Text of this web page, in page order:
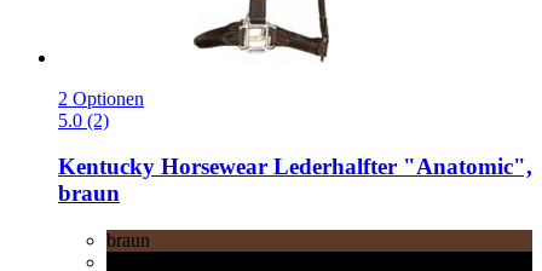
2 Optionen
5.0 (2)
Kentucky Horsewear Lederhalfter "Anatomic",
braun
braun